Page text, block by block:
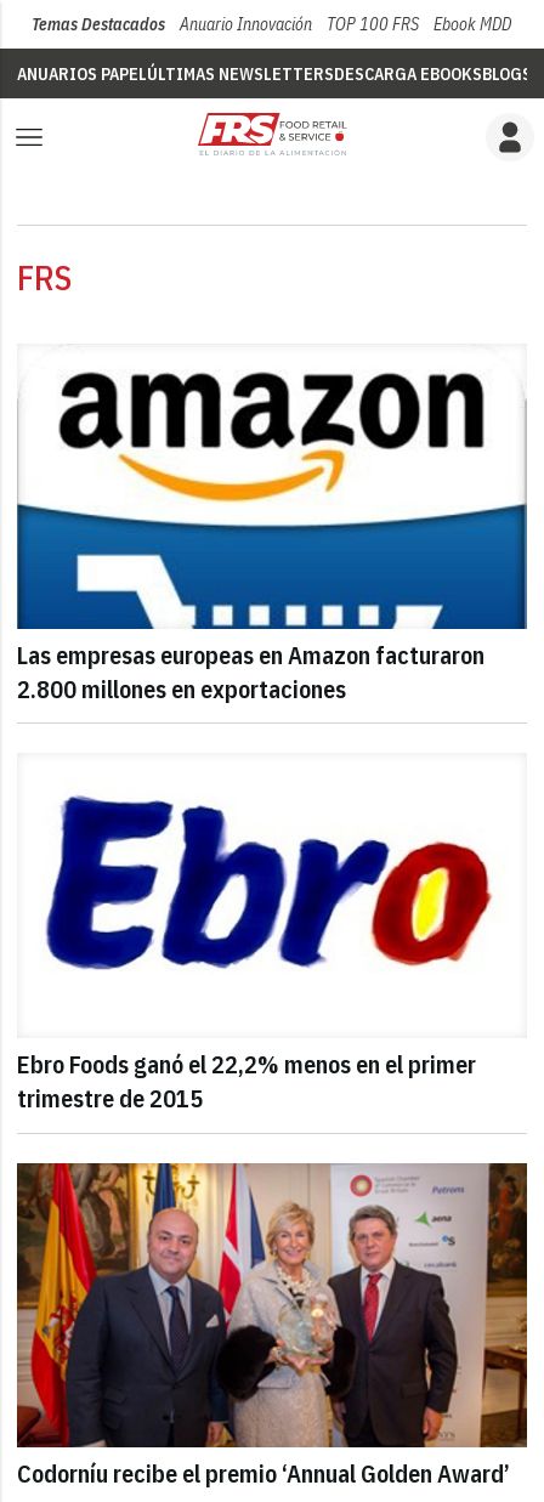
Temas Destacados Anuario Innovación TOP 100 FRS Ebook MDD
ANUARIOS PAPELÚLTIMAS NEWSLETTERSDESCARGA EBOOKSBLOGS
FRS
Las empresas europeas en Amazon facturaron
2.800 millones en exportaciones
Ebro Foods ganó el 22,2% menos en el primer
trimestre de 2015
Codorníu recibe el premio ‘Annual Golden Award’